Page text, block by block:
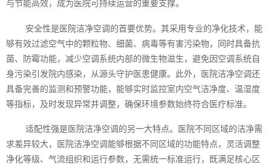
与节能高效，成为医院可持续运营的重要支撑。
安全性是医院洁净空调的首要优势。其采用专业的净化技术，能
够有效过滤空气中的颗粒物、细菌、病毒等有害污染物，同时具备抗
菌、防霉功能，减少空调系统内部的微生物滋生，避免因空调系统自
身污染引发院内感染，从源头守护医患健康。此外，医院洁净空调还
具备完善的监测和预警功能，能够实时监控室内空气洁净度、温湿度
等指标，及时发现异常并调整，确保环境参数始终符合医疗标准。
适配性强是医院洁净空调的另一大特点。医院不同区域的洁净需
求差异较大，医院洁净空调能够根据不同区域的功能特点，灵活调整
净化等级、气流组织和运行参数，无需统一标准运行，既满足核心区